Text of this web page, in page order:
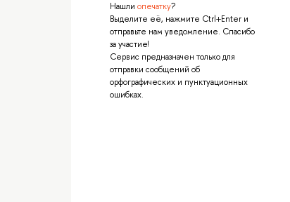
Нашли опечатку?
Выделите её, нажмите Ctrl+Enter и
отправьте нам уведомление. Спасибо
за участие!
Сервис предназначен только для
отправки сообщений об
орфографических и пунктуационных
ошибках.